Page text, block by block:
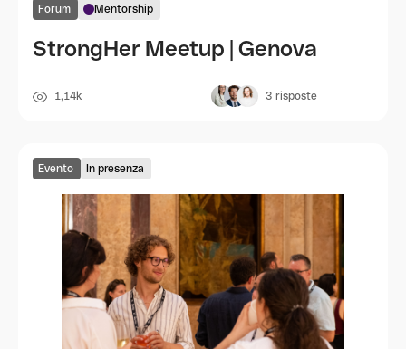
Forum Mentorship
StrongHer Meetup | Genova
1,14k 3 risposte
Evento In presenza